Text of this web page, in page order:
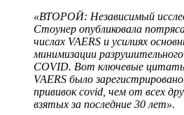
«ВТОРОЙ: Независимый
Стоунер опубликовала
числах VAERS и усилиях
минимизации
COVID. Вот ключевые
VAERS было
прививок covid, чем от всех
взятых за последние 30 лет».